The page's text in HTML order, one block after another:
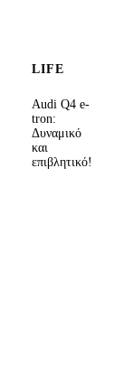
LIFE
Audi Q4 e-
tron:
Δυναμικό
και
επιβλητικό!